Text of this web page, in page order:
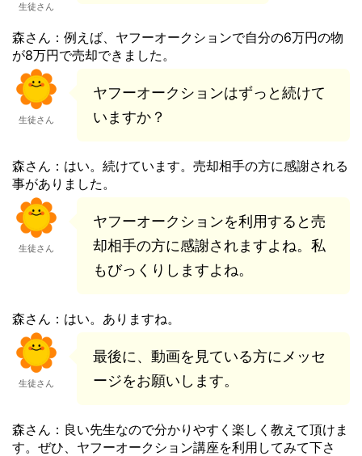
生徒さん
森さん：例えば、ヤフーオークションで自分の6万円の物
が8万円で売却できました。
生徒さん
ヤフーオークションはずっと続けて
いますか？
森さん：はい。続けています。売却相手の方に感謝される
事がありました。
生徒さん
ヤフーオークションを利用すると売
却相手の方に感謝されますよね。私
もびっくりしますよね。
森さん：はい。ありますね。
生徒さん
最後に、動画を見ている方にメッセ
ージをお願いします。
森さん：良い先生なので分かりやすく楽しく教えて頂けま
す。ぜひ、ヤフーオークション講座を利用してみて下さ